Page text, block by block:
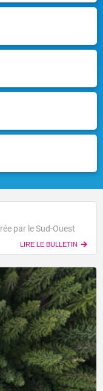
par le Sud-Ouest
LIRE LE BULLETIN